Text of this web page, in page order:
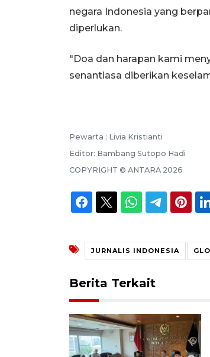
negara Indonesia yang
diperlukan.
"Doa dan harapan kami
senantiasa diberikan
Pewarta : Livia Kristianti
Editor: Bambang Sutopo Hadi
COPYRIGHT © ANTARA 2026
JURNALIS INDONESIA
Berita Terkait